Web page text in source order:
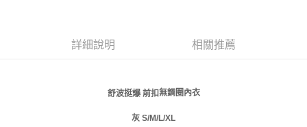
是否繳費成功／繳費後需取消欲退款等相關疑問，請聯繫「AFTEE先享後付
１．透過由恩沛科技股份有限公司提供之「AFTEE先享後付」服務完成之交
權轉讓予恩沛科技股份有限公司。
每筆NT$80，滿NT$999(含以上)免運費
詳細說明 相關推薦
舒波挺爆 前扣無鋼圈內衣
灰 S/M/L/XL